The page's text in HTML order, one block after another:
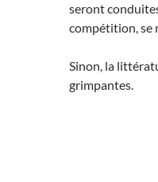
seront
compétition, se
Sinon, la
grimpantes.